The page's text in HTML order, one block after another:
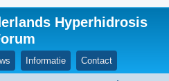
Hyperhidrosis
Informatie Contact